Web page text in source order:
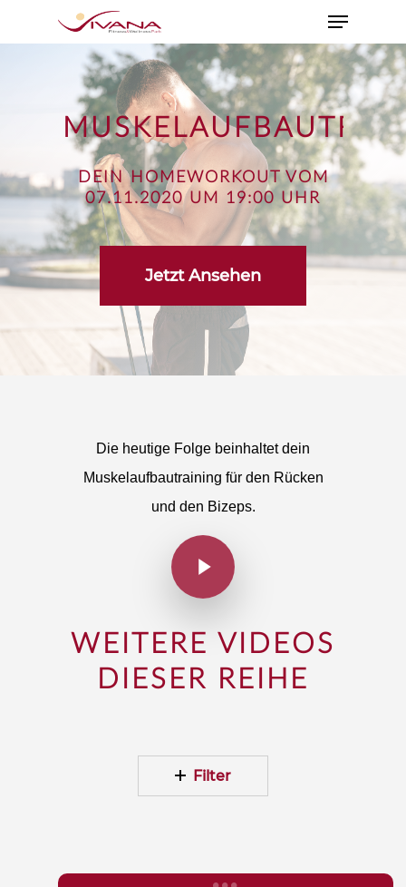
DEIN HOMEWORKOUT VOM
07.11.2020 UM 19:00 UHR
Jetzt Ansehen
Die heutige Folge beinhaltet dein
Muskelaufbautraining für den Rücken
und den Bizeps.
WEITERE VIDEOS
DIESER REIHE
Filter